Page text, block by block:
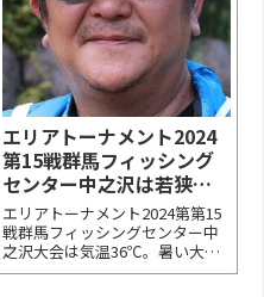
エリアトーナメント2024
第15戦群馬フィッシング
センター中之沢は若狭裕
史選手が優勝【大会結
果】
エリアトーナメント2024第第15
戦群馬フィッシングセンター中
之沢大会は気温36℃。暑い大会
になりました。若狭裕史選手が